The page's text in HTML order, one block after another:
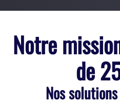
Notre
de
Nos